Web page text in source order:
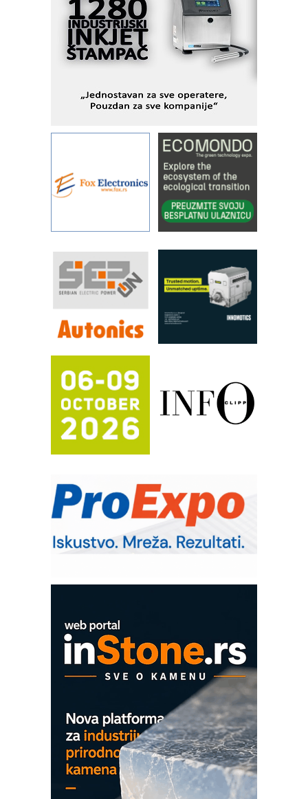
KIP KOP – napredna rešenja za
savremene industrijske i logističke
objekte
Alba d.o.o. – 35 godina preciznosti u
IBeRTIM - oprema za ispitivanje
STAUFF – Komponente koje
povećavaju pouzdanost hidrauličkih
YAMADA pumpe – japanska
pouzdanost u transferu fluida
Filtration Group Industrial – Napredna
rešenja za filtraciju u hidrauličkim i
RILINEX kompanije Rittal
FANUC: Najbolje za vašu pametnu
automatizaciju
Efikasno upravljanje energijom
Automatizacija pakovanja · Display
Potpuna efikasnost bez složenih
sistema
Trajna oznaka kao dugoročna korist
Bezbednost na prvom mestu!
IB BLUMENAUER - više od 40 godina
poverenja u industriji
– Pametna signalizacija za efikasnije
upravljanje mašinama
Sigurnije ispitivanje transformatora u
solarnim elektranama i vetroparkovima
Pranje točkova na gradilištu- standard
Proizvodnja iC7 Hybrid 1500 VDC
COMBYPACK
EVOKS Maintenance Management
ROSA i SCHUNK podižu proizvodnju
Detekcija različitih oblika